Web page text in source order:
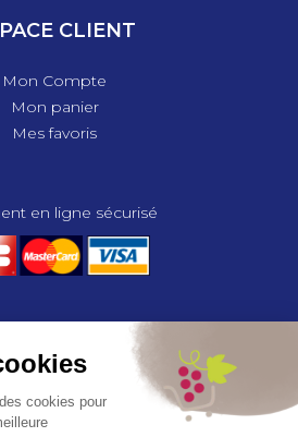
CLIENT
Mon Compte
Mon panier
Mes favoris
en ligne sécurisé
TOUS DROITS RÉSERVÉS.
CGV
POLITIQUE DE CONFIDENTIALITÉ